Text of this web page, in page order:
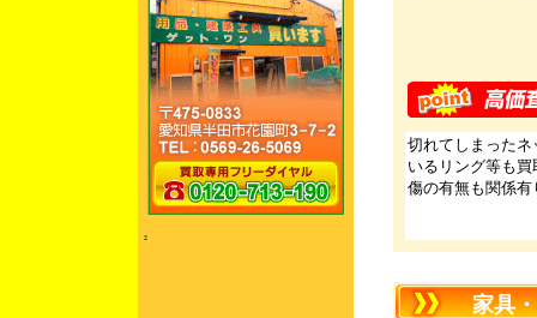
.
切れてしまった
いるリング等も買
傷の有無も関係有
家具・イ